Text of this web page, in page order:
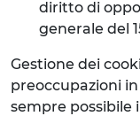
diritto di
generale del
Gestione dei
preoccupazioni
sempre